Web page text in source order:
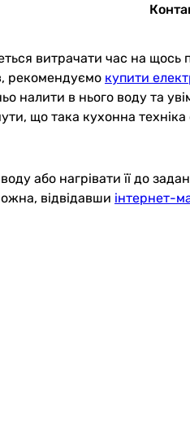
витрачати час на
рекомендуємо купити
налити в нього воду та
що така кухонна
або нагрівати її до
відвідавши інтернет-